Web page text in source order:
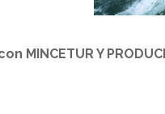
MINCETUR Y